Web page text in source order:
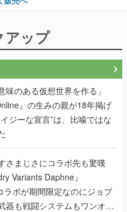
アップ
味のある仮想世界を作る」
』の生みの親が18年掲げ
ジーな宣言”は、比喩ではな
さまじさにコラボ先も驚嘆
Variants Daphne』
ラボが期間限定なのにジョブ
器も戦闘システムもワンオフ